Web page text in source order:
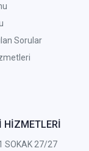
Sorular
HİZMETLERİ
SOKAK 27/27